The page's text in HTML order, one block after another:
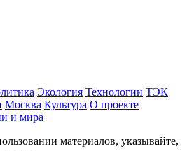
Экология Технологии ТЭК
Москва Культура О проекте
и мира
материалов, указывайте,